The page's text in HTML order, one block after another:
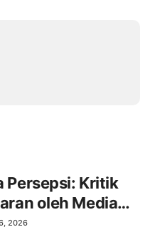
Persepsi: Kritik
oleh Media
2026